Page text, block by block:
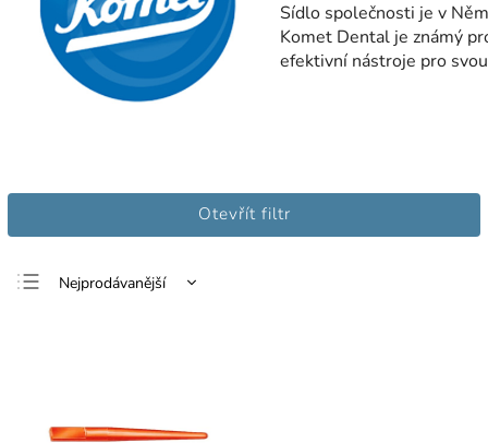
Sídlo společnosti je v
Komet Dental je známý
efektivní nástroje pro
Otevřít filtr
Nejprodávanější